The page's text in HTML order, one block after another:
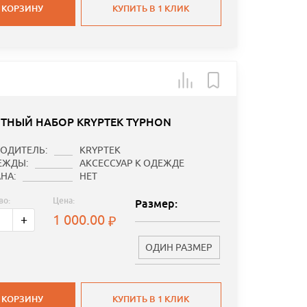
КУПИТЬ В 1 КЛИК
НАБОР KRYPTEK TYPHON
KRYPTEK
АКСЕССУАР К ОДЕЖДЕ
НЕТ
+
Цена:
1 000.00
Размер:
ОДИН РАЗМЕР
КУПИТЬ В 1 КЛИК